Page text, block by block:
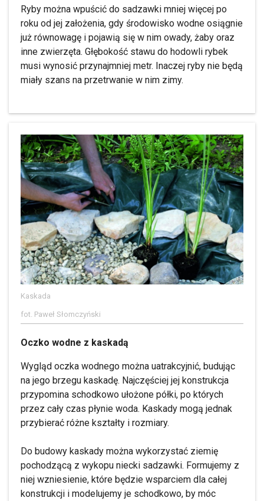
Ryby można wpuścić do sadzawki mniej więcej po
roku od jej założenia, gdy środowisko wodne osiągnie
już równowagę i pojawią się w nim owady, żaby oraz
inne zwierzęta. Głębokość stawu do hodowli rybek
musi wynosić przynajmniej metr. Inaczej ryby nie będą
miały szans na przetrwanie w nim zimy.
Kaskada
fot. Paweł Słomczyński
Oczko wodne z kaskadą
Wygląd oczka wodnego można uatrakcyjnić, budując
na jego brzegu kaskadę. Najczęściej jej konstrukcja
przypomina schodkowo ułożone półki, po których
przez cały czas płynie woda. Kaskady mogą jednak
przybierać różne kształty i rozmiary.
Do budowy kaskady można wykorzystać ziemię
pochodzącą z wykopu niecki sadzawki. Formujemy z
niej wzniesienie, które będzie wsparciem dla całej
konstrukcji i modelujemy je schodkowo, by móc